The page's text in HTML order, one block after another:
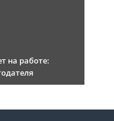
на работе: